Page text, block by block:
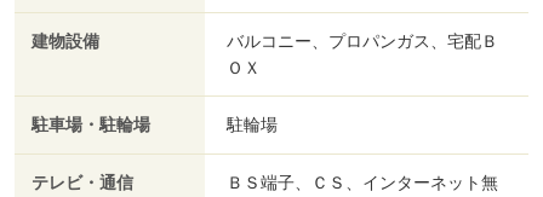
建物設備
バルコニー、プロパンガス、宅配Ｂ
ＯＸ
駐車場・駐輪場 駐輪場
テレビ・通信
ＢＳ端子、ＣＳ、インターネット無